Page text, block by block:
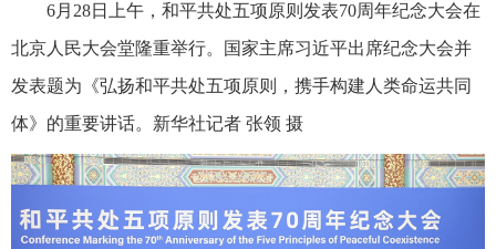
6月28日上午，和平共处五项原则发表70周年纪念大会在
北京人民大会堂隆重举行。国家主席习近平出席纪念大会并
发表题为《弘扬和平共处五项原则，携手构建人类命运共同
体》的重要讲话。新华社记者 张领 摄